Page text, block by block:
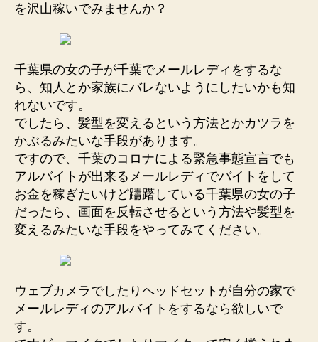
を沢山稼いでみませんか？
千葉県の女の子が千葉でメールレディをするな
ら、知人とか家族にバレないようにしたいかも知
れないです。
でしたら、髪型を変えるという方法とかカツラを
かぶるみたいな手段があります。
ですので、千葉のコロナによる緊急事態宣言でも
アルバイトが出来るメールレディでバイトをして
お金を稼ぎたいけど躊躇している千葉県の女の子
だったら、画面を反転させるという方法や髪型を
変えるみたいな手段をやってみてください。
ウェブカメラでしたりヘッドセットが自分の家で
メールレディのアルバイトをするなら欲しいで
す。